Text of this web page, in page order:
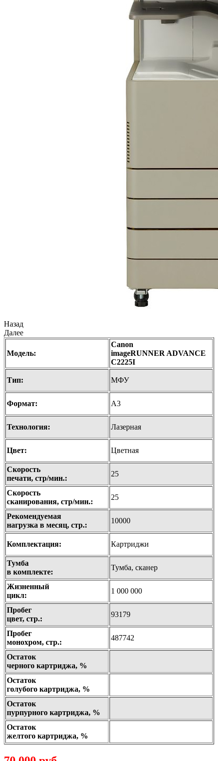
Назад
Далее
Модель:
Canon
imageRUNNER ADVANCE
C2225I
Тип: МФУ
Формат: А3
Технология: Лазерная
Цвет: Цветная
Скорость
печати, стр/мин.:
25
Скорость
сканирования, стр/мин.:
25
Рекомендуемая
нагрузка в месяц, стр.:
10000
Комплектация: Картриджи
Тумба
в комплекте:
Тумба, сканер
Жизненный
цикл:
1 000 000
Пробег
цвет, стр.:
93179
Пробег
монохром, стр.:
487742
Остаток
черного картриджа, %
Остаток
голубого картриджа, %
Остаток
пурпурного картриджа, %
Остаток
желтого картриджа, %